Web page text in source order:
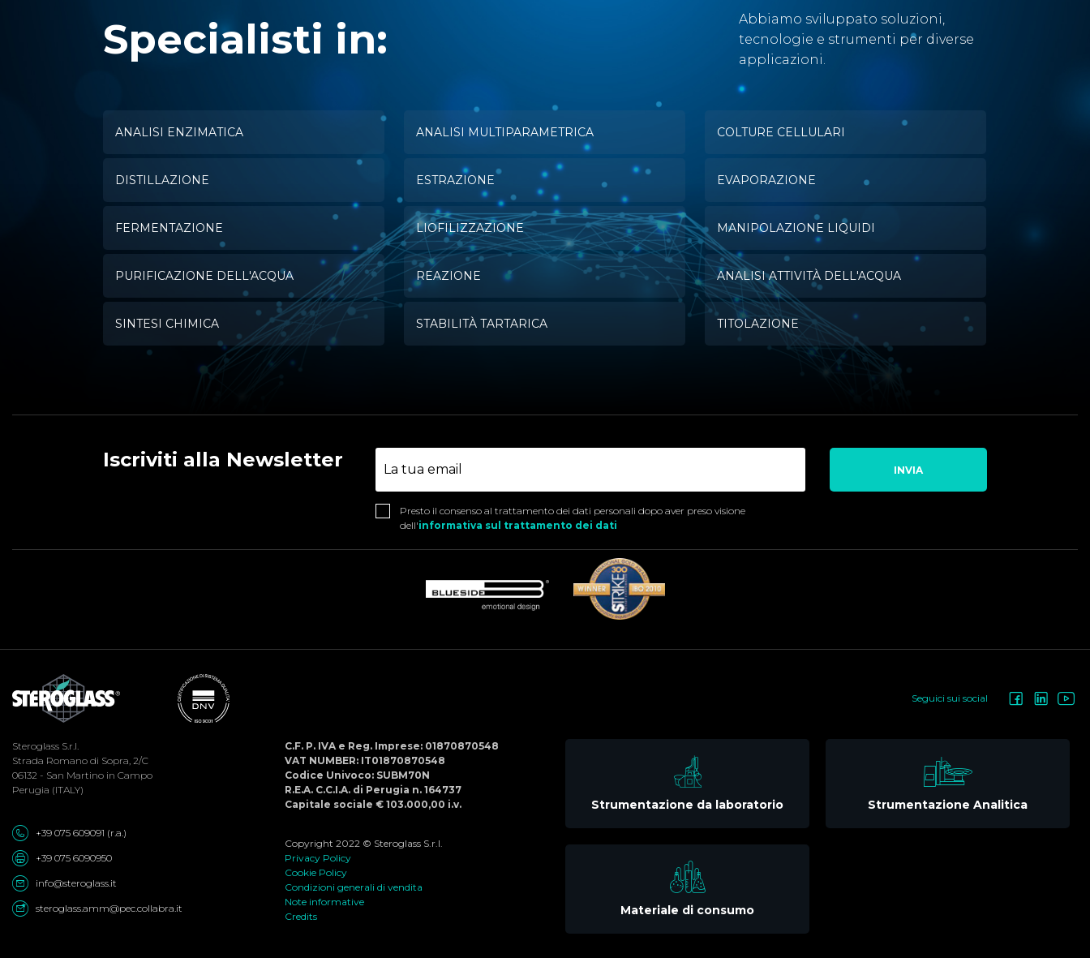
Specialisti in:
Abbiamo sviluppato soluzioni,
tecnologie e strumenti per diverse
applicazioni.
ANALISI ENZIMATICA ANALISI MULTIPARAMETRICA COLTURE CELLULARI
DISTILLAZIONE ESTRAZIONE EVAPORAZIONE
FERMENTAZIONE LIOFILIZZAZIONE MANIPOLAZIONE LIQUIDI
PURIFICAZIONE DELL'ACQUA REAZIONE ANALISI ATTIVITÀ DELL'ACQUA
SINTESI CHIMICA STABILITÀ TARTARICA TITOLAZIONE
Iscriviti alla Newsletter
Presto il consenso al trattamento dei dati personali dopo aver preso visione
dell'informativa sul trattamento dei dati
INVIA
Menu
Seguici sui social
Steroglass S.r.l.
Strada Romano di Sopra, 2/C
06132 - San Martino in Campo
Perugia (ITALY)
+39 075 609091 (r.a.)
+39 075 6090950
info@steroglass.it
steroglass.amm@pec.collabra.it
C.F. P. IVA e Reg. Imprese: 01870870548
VAT NUMBER: IT01870870548
Codice Univoco: SUBM70N
R.E.A. C.C.I.A. di Perugia n. 164737
Capitale sociale € 103.000,00 i.v.
Copyright 2022 © Steroglass S.r.l.
Privacy Policy
Cookie Policy
Condizioni generali di vendita
Note informative
Credits
Strumentazione da laboratorio Strumentazione Analitica
Materiale di consumo